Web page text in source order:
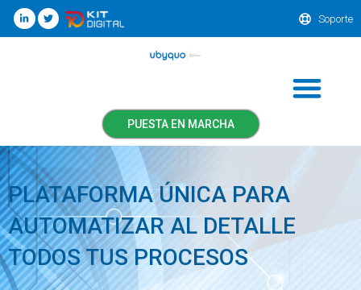
Soporte
PUESTA EN MARCHA
PLATAFORMA ÚNICA PARA
AUTOMATIZAR AL DETALLE
TODOS TUS PROCESOS